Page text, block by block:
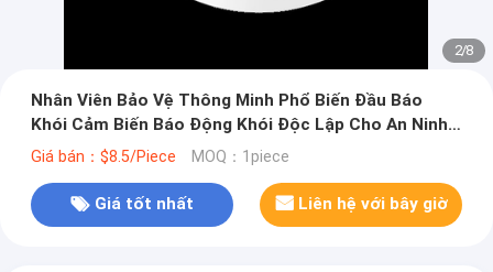
2/8
Nhân Viên Bảo Vệ Thông Minh Phổ Biến Đầu Báo
Khói Cảm Biến Báo Động Khói Độc Lập Cho An Ninh
Phòng Cháy Chữa Cháy Gia Đình Bảo Vệ
Giá bán：$8.5/Piece MOQ：1piece
Giá tốt nhất Liên hệ với bây giờ